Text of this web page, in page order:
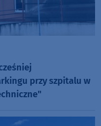
przy szpitalu w